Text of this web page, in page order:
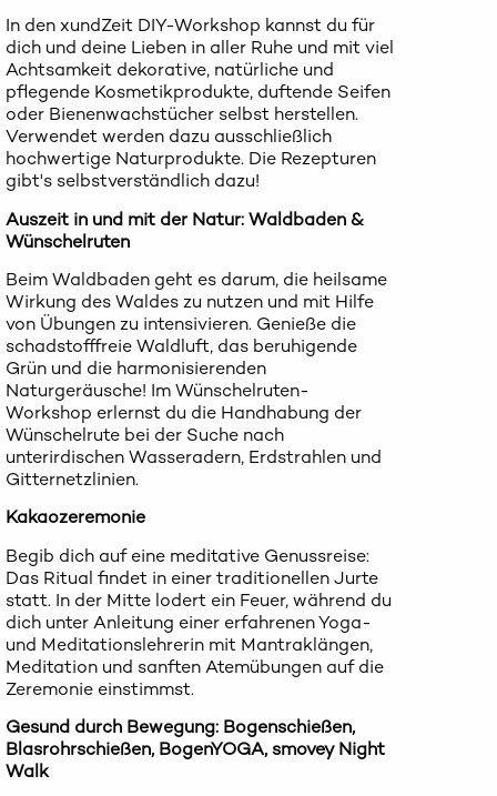
In den xundZeit DIY-Workshop kannst du für
dich und deine Lieben in aller Ruhe und mit viel
Achtsamkeit dekorative, natürliche und
pflegende Kosmetikprodukte, duftende Seifen
oder Bienenwachstücher selbst herstellen.
Verwendet werden dazu ausschließlich
hochwertige Naturprodukte. Die Rezepturen
gibt's selbstverständlich dazu!
Auszeit in und mit der Natur: Waldbaden &
Wünschelruten
Beim Waldbaden geht es darum, die heilsame
Wirkung des Waldes zu nutzen und mit Hilfe
von Übungen zu intensivieren. Genieße die
schadstofffreie Waldluft, das beruhigende
Grün und die harmonisierenden
Naturgeräusche! Im Wünschelruten-
Workshop erlernst du die Handhabung der
Wünschelrute bei der Suche nach
unterirdischen Wasseradern, Erdstrahlen und
Gitternetzlinien.
Kakaozeremonie
Begib dich auf eine meditative Genussreise:
Das Ritual findet in einer traditionellen Jurte
statt. In der Mitte lodert ein Feuer, während du
dich unter Anleitung einer erfahrenen Yoga-
und Meditationslehrerin mit Mantraklängen,
Meditation und sanften Atemübungen auf die
Zeremonie einstimmst.
Gesund durch Bewegung: Bogenschießen,
Blasrohrschießen, BogenYOGA, smovey Night
Walk